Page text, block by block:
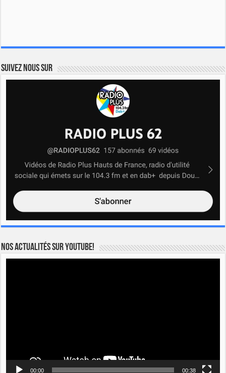
Suivez nous sur
Nos actualités sur YOUTUBE!
00:00 00:38